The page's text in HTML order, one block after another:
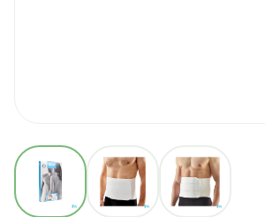
View larger imageView larger image
View